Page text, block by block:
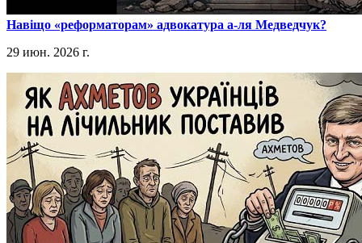
​Навіщо «реформаторам» адвокатура а-ля Медведчук?
29 июн. 2026 г.